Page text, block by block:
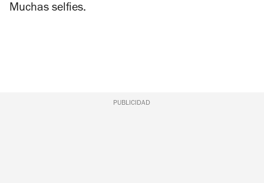
Muchas selfies.
PUBLICIDAD